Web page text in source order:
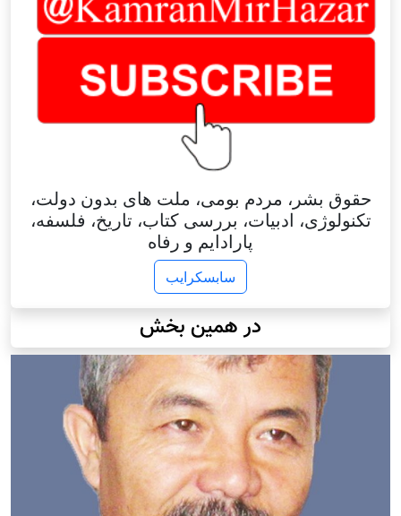
حقوق بشر، مردم بومی، ملت های بدون دولت،
تکنولوژی، ادبیات، بررسی کتاب، تاریخ، فلسفه،
پارادایم و رفاه
سابسکرایب
در همین بخش